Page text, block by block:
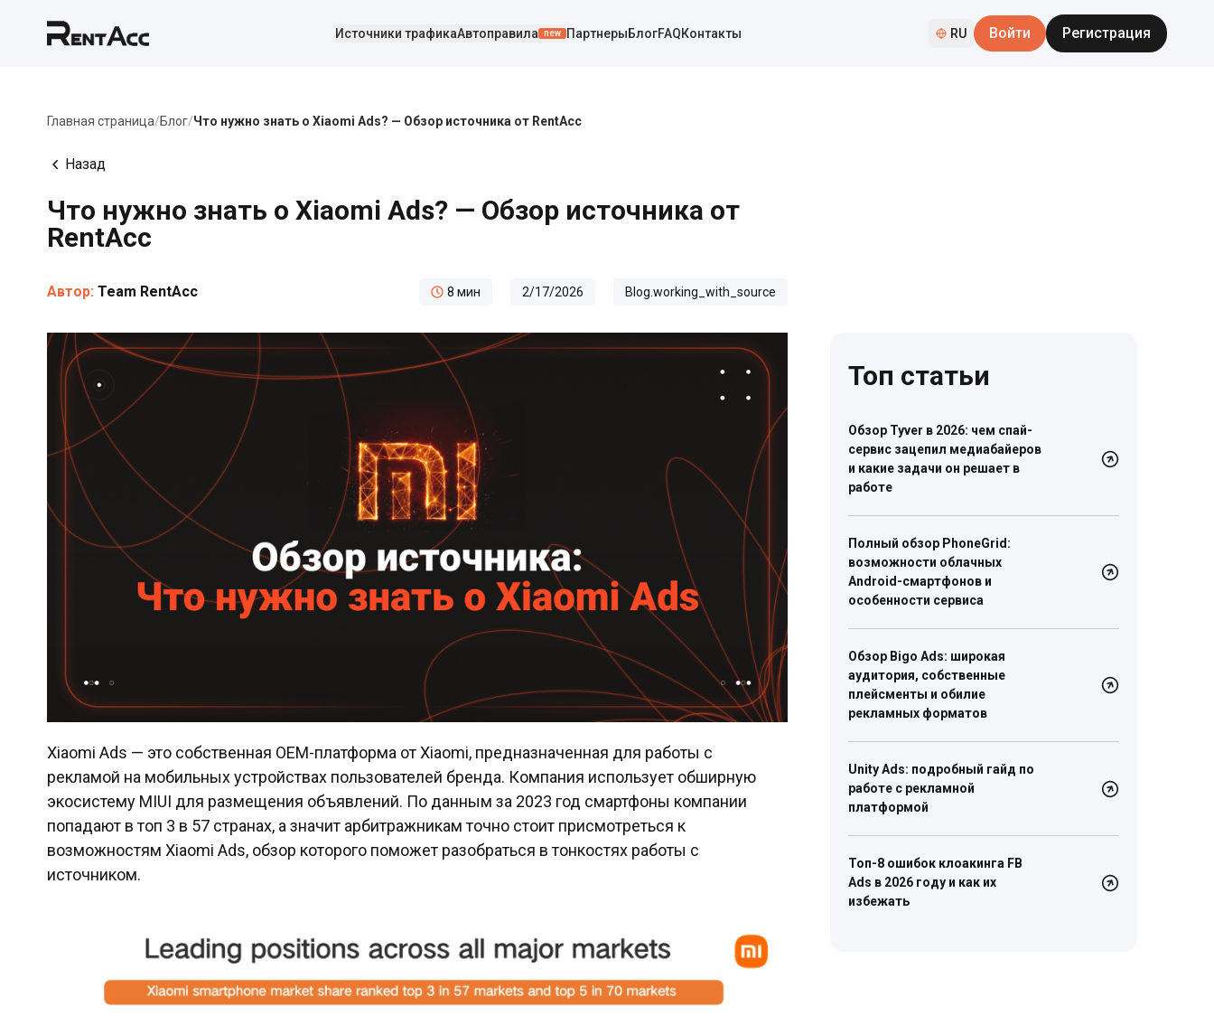
Источники трафикаАвтоправила new Партнеры БлогFAQКонтакты RU Войти Регистрация
Главная страница/Блог/Что нужно знать о Xiaomi Ads? — Обзор источника от RentAcc
Назад
Что нужно знать о Xiaomi Ads? — Обзор источника от
RentAcc
Автор: Team RentAcc 8 мин 2/17/2026 Blog.working_with_source
Xiaomi Ads — это собственная OEM-платформа от Xiaomi, предназначенная для работы с
рекламой на мобильных устройствах пользователей бренда. Компания использует обширную
экосистему MIUI для размещения объявлений. По данным за 2023 год смартфоны компании
попадают в топ 3 в 57 странах, а значит арбитражникам точно стоит присмотреться к
возможностям Xiaomi Ads, обзор которого поможет разобраться в тонкостях работы с
источником.
Топ статьи
Обзор Tyver в 2026: чем спай-
сервис зацепил медиабайеров
и какие задачи он решает в
работе
Полный обзор PhoneGrid:
возможности облачных
Android-смартфонов и
особенности сервиса
Обзор Bigo Ads: широкая
аудитория, собственные
плейсменты и обилие
рекламных форматов
Unity Ads: подробный гайд по
работе с рекламной
платформой
Топ-8 ошибок клоакинга FB
Ads в 2026 году и как их
избежать